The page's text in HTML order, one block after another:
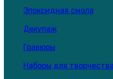
Эпоксидная смола
Декупаж
Гравюры
Наборы для творчества